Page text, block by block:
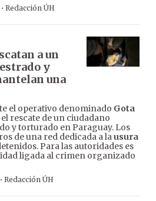
· Redacción ÚH
a un
y
una
el operativo denominado Gota
el rescate de un ciudadano
y torturado en Paraguay. Los
de una red dedicada a lausura
Para las autoridades es
ligada al crimen organizado
· Redacción ÚH